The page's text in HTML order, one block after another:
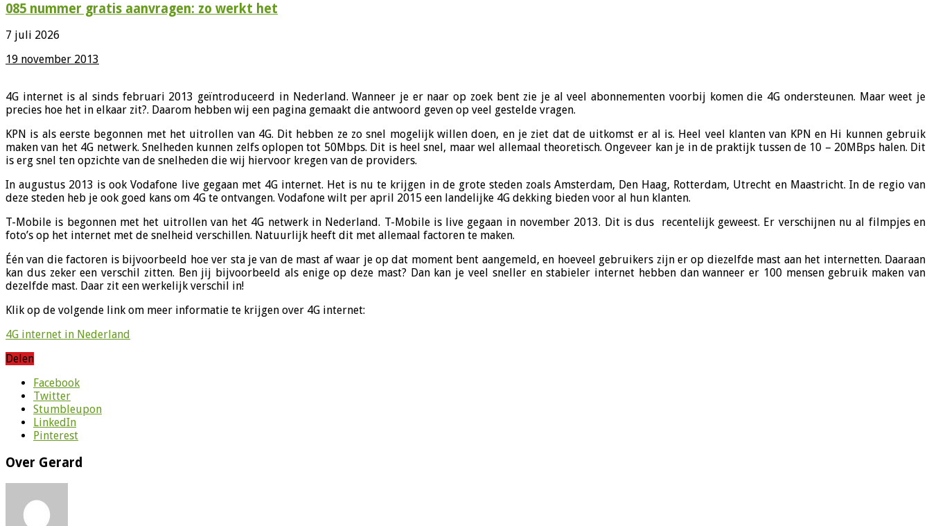
085 nummer gratis aanvragen: zo werkt het
7 juli 2026
19 november 2013
4G internet is al sinds februari 2013 geïntroduceerd in Nederland. Wanneer je er naar op zoek bent zie je al veel abonnementen voorbij komen die 4G ondersteunen. Maar weet je
precies hoe het in elkaar zit?. Daarom hebben wij een pagina gemaakt die antwoord geven op veel gestelde vragen.
KPN is als eerste begonnen met het uitrollen van 4G. Dit hebben ze zo snel mogelijk willen doen, en je ziet dat de uitkomst er al is. Heel veel klanten van KPN en Hi kunnen gebruik
maken van het 4G netwerk. Snelheden kunnen zelfs oplopen tot 50Mbps. Dit is heel snel, maar wel allemaal theoretisch. Ongeveer kan je in de praktijk tussen de 10 – 20MBps halen. Dit
is erg snel ten opzichte van de snelheden die wij hiervoor kregen van de providers.
In augustus 2013 is ook Vodafone live gegaan met 4G internet. Het is nu te krijgen in de grote steden zoals Amsterdam, Den Haag, Rotterdam, Utrecht en Maastricht. In de regio van
deze steden heb je ook goed kans om 4G te ontvangen. Vodafone wilt per april 2015 een landelijke 4G dekking bieden voor al hun klanten.
T-Mobile is begonnen met het uitrollen van het 4G netwerk in Nederland. T-Mobile is live gegaan in november 2013. Dit is dus recentelijk geweest. Er verschijnen nu al filmpjes en
foto’s op het internet met de snelheid verschillen. Natuurlijk heeft dit met allemaal factoren te maken.
Één van die factoren is bijvoorbeeld hoe ver sta je van de mast af waar je op dat moment bent aangemeld, en hoeveel gebruikers zijn er op diezelfde mast aan het internetten. Daaraan
kan dus zeker een verschil zitten. Ben jij bijvoorbeeld als enige op deze mast? Dan kan je veel sneller en stabieler internet hebben dan wanneer er 100 mensen gebruik maken van
dezelfde mast. Daar zit een werkelijk verschil in!
Klik op de volgende link om meer informatie te krijgen over 4G internet:
4G internet in Nederland
Delen
Facebook
Twitter
Stumbleupon
LinkedIn
Pinterest
Over Gerard